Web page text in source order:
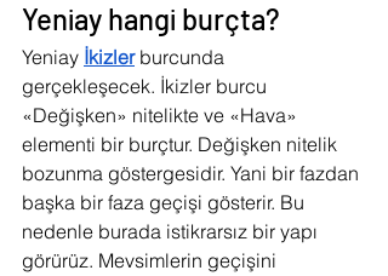
Yeniay hangi burçta?
Yeniay İkizler burcunda
gerçekleşecek. İkizler burcu
«Değişken» nitelikte ve «Hava»
elementi bir burçtur. Değişken nitelik
bozunma göstergesidir. Yani bir fazdan
başka bir faza geçişi gösterir. Bu
nedenle burada istikrarsız bir yapı
görürüz. Mevsimlerin geçişini